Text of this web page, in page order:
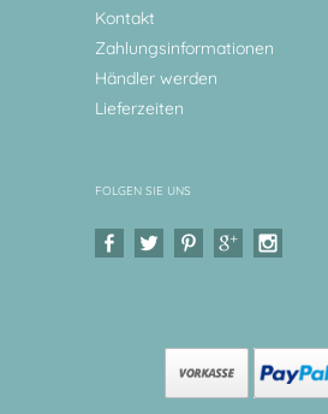
Kontakt
Zahlungsinformationen
Händler werden
Lieferzeiten
FOLGEN SIE UNS